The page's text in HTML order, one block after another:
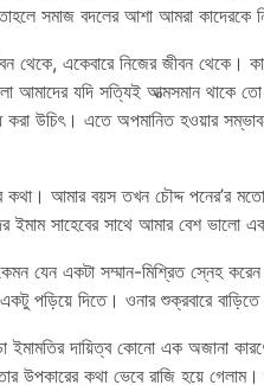
সমাজ বদলের আশা আমরা কাদেরকে
থেকে, একেবারে নিজের জীবন থেকে।
আমাদের যদি সত্যিই আত্মসমান থাকে
করা উচিৎ। এতে অপমানিত হওয়ার
আমার বয়স তখন চৌদ্দ পনের’র মতো
ইমাম সাহেবের সাথে আমার বেশ ভালো
যেন একটা সম্মান-মিশ্রিত স্নেহ
পড়িয়ে দিতে। ওনার শুক্রবারে
দায়িত্ব কোনো এক অজানা
উপকারের কথা ভেবে রাজি হয়ে